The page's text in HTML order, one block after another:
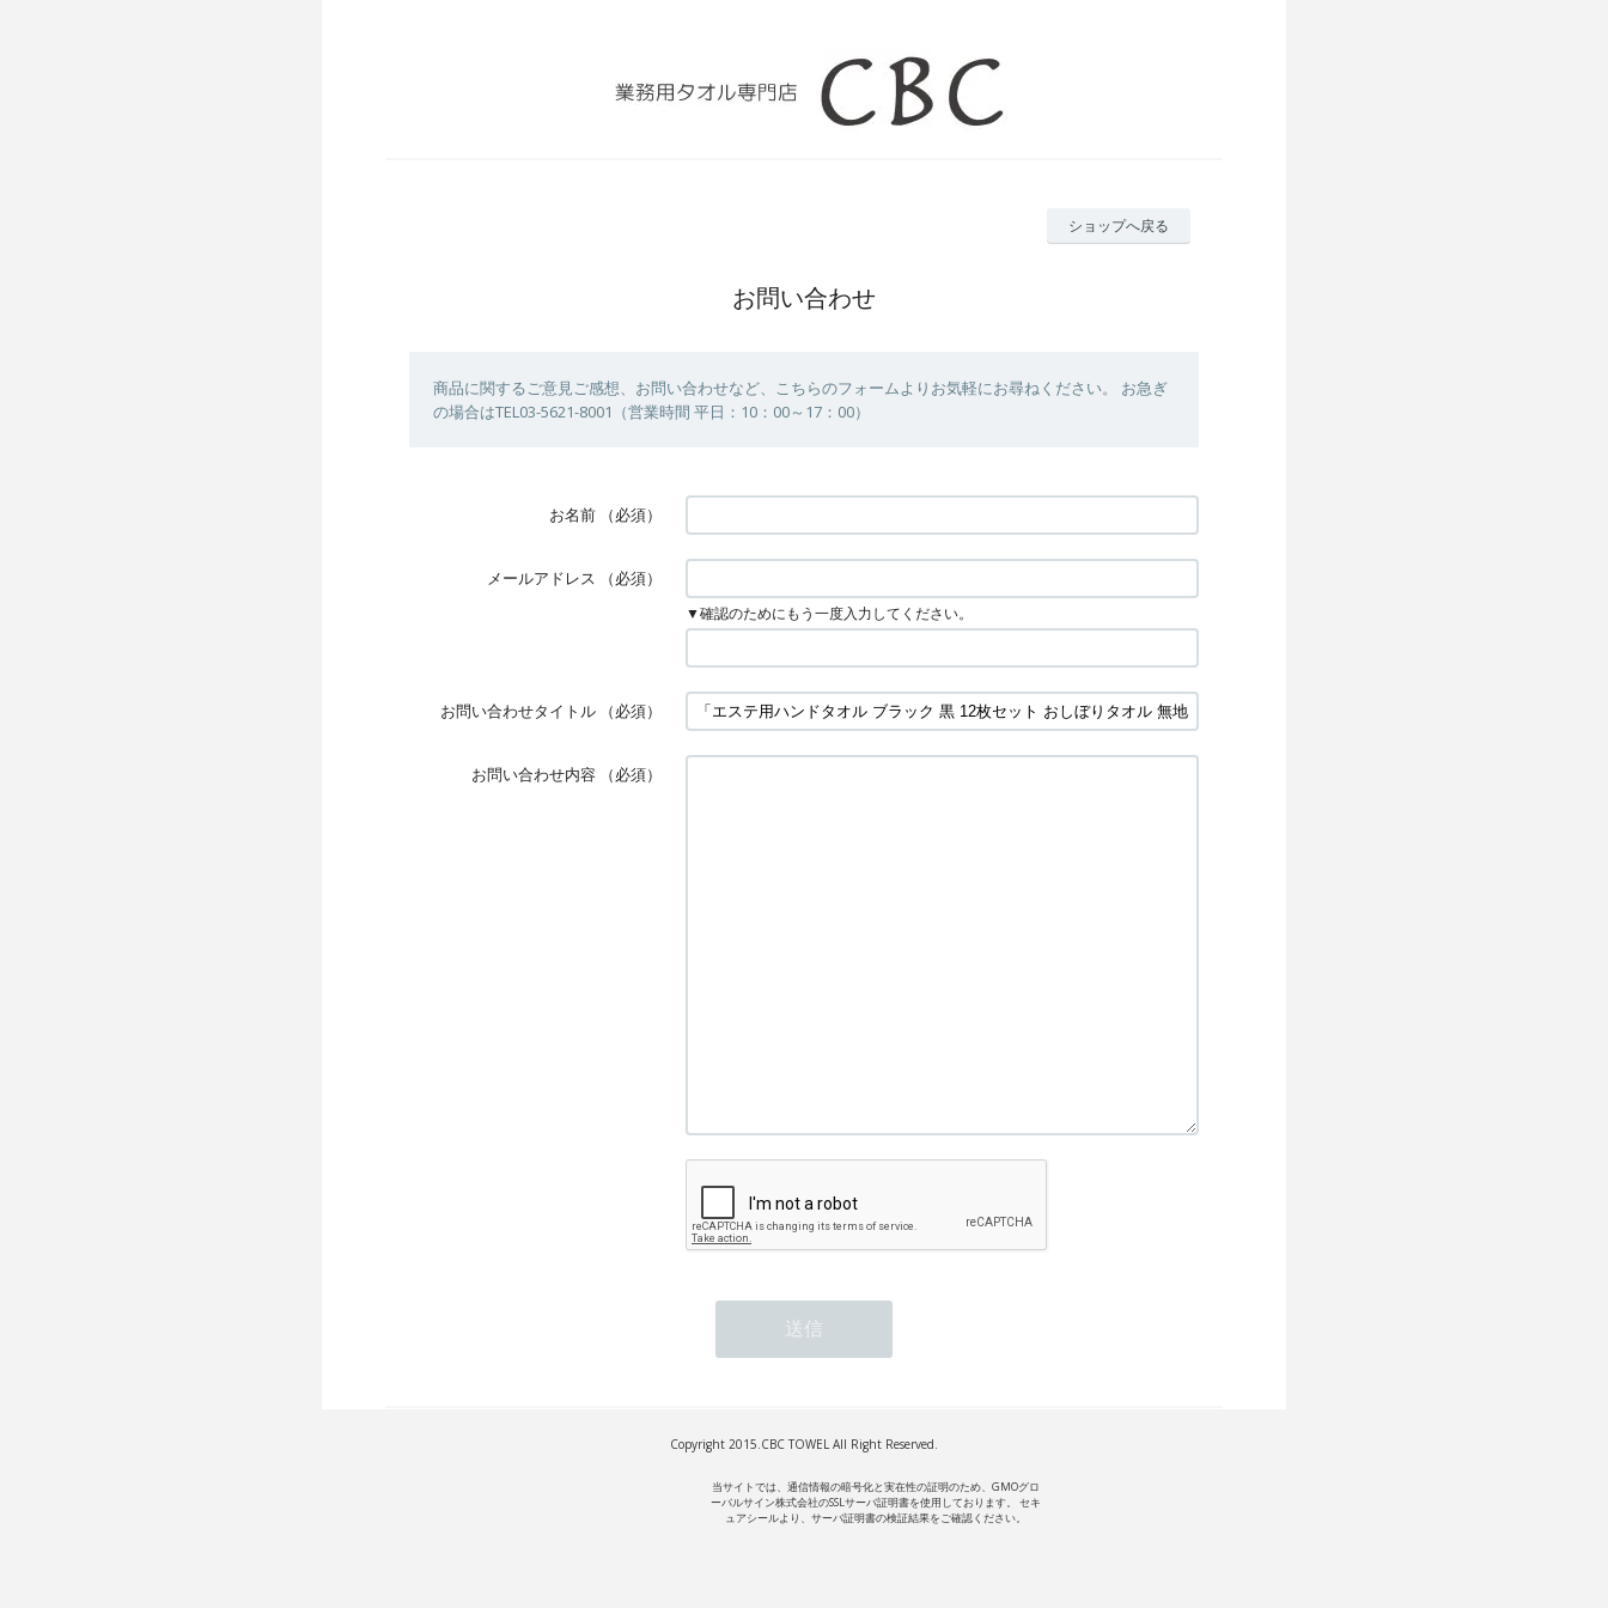
ショップへ戻る
お問い合わせ
商品に関するご意見ご感想、お問い合わせなど、こちらのフォームよりお気軽にお尋ねください。 お急ぎ
の場合はTEL03-5621-8001（営業時間 平日：10：00～17：00）
お名前 （必須）
メールアドレス （必須）
▼確認のためにもう一度入力してください。
お問い合わせタイトル （必須）
お問い合わせ内容 （必須）
Copyright 2015.CBC TOWEL All Right Reserved.
当サイトでは、通信情報の暗号化と実在性の証明のため、GMOグロ
ーバルサイン株式会社のSSLサーバ証明書を使用しております。 セキ
ュアシールより、サーバ証明書の検証結果をご確認ください。